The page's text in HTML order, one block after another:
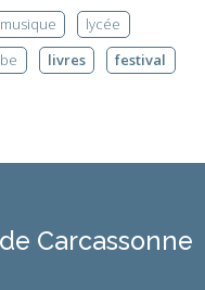
musique
lycée
livres festival
Carcassonne